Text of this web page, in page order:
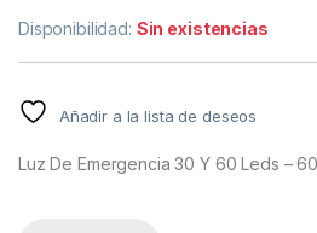
Disponibilidad: Sin existencias
Añadir a la lista de deseos
Luz De Emergencia 30 Y 60 Leds –